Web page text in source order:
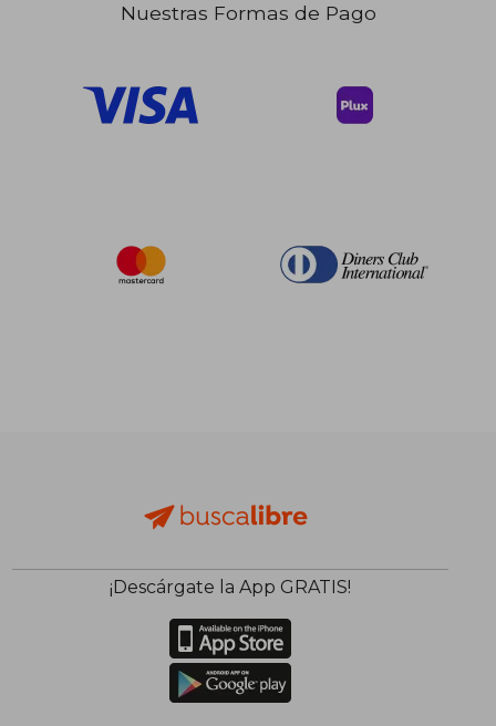
$ 269.98 45%
45%
$ 130.98
45%
dcto.
Nuestras Formas de Pago
¡Descárgate la App GRATIS!